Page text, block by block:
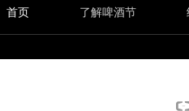
首页 了解啤酒节